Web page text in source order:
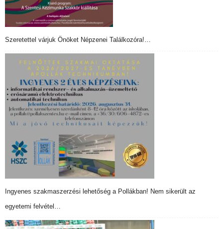
Szeretettel várjuk Önöket Népzenei Találkozóra!…
Ingyenes szakmaszerzési lehetőség a Pollákban! Nem sikerült az
egyetemi felvétel…